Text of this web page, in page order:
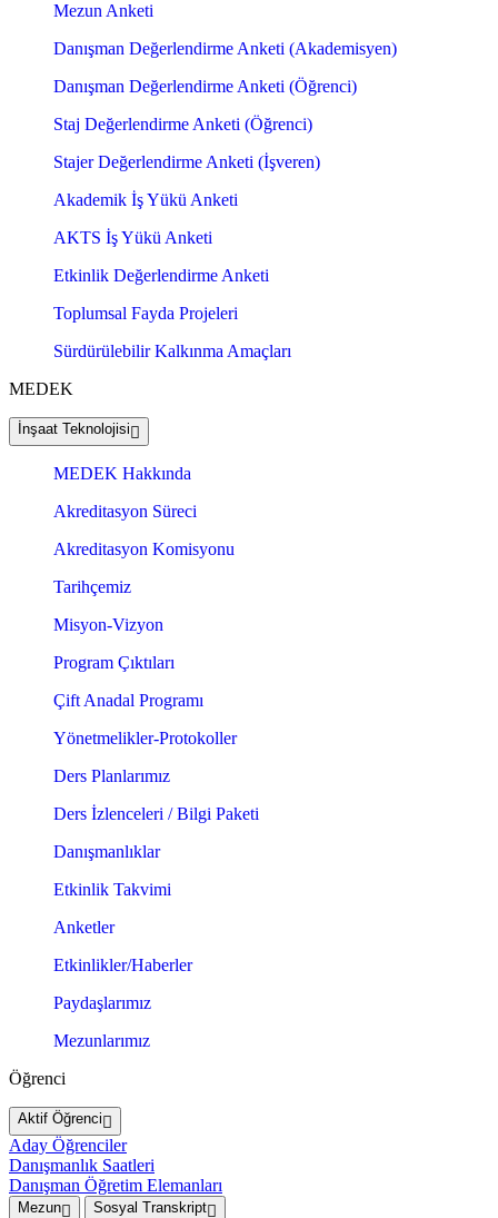
Mezun Anketi
Danışman Değerlendirme Anketi (Akademisyen)
Danışman Değerlendirme Anketi (Öğrenci)
Staj Değerlendirme Anketi (Öğrenci)
Stajer Değerlendirme Anketi (İşveren)
Akademik İş Yükü Anketi
AKTS İş Yükü Anketi
Etkinlik Değerlendirme Anketi
Toplumsal Fayda Projeleri
Sürdürülebilir Kalkınma Amaçları
MEDEK
İnşaat Teknolojisi
MEDEK Hakkında
Akreditasyon Süreci
Akreditasyon Komisyonu
Tarihçemiz
Misyon-Vizyon
Program Çıktıları
Çift Anadal Programı
Yönetmelikler-Protokoller
Ders Planlarımız
Ders İzlenceleri / Bilgi Paketi
Danışmanlıklar
Etkinlik Takvimi
Anketler
Etkinlikler/Haberler
Paydaşlarımız
Mezunlarımız
Öğrenci
Aktif Öğrenci
Aday Öğrenciler
Danışmanlık Saatleri
Danışman Öğretim Elemanları
Mezun Sosyal Transkript